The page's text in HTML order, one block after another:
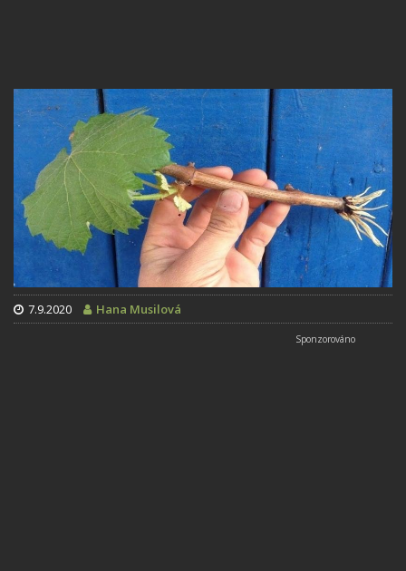
7.9.2020 Hana Musilová